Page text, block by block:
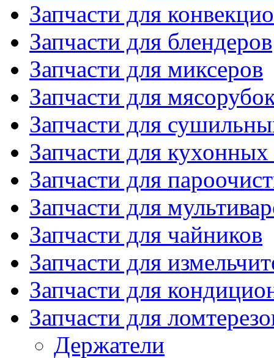
Запчасти для
Запчасти для блендеров
Запчасти для миксеров
Запчасти для
Запчасти для
Запчасти для
Запчасти для
Запчасти для
Запчасти для чайников
Запчасти для
Запчасти для
Запчасти для
Держатели